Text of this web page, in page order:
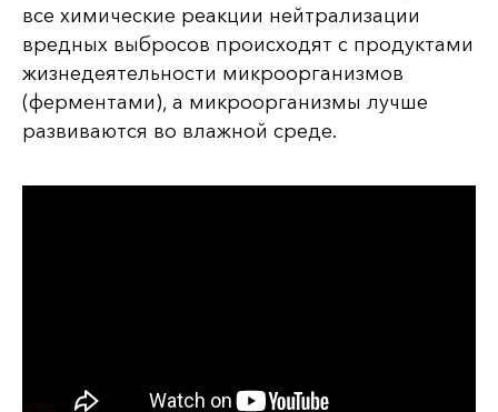
все химические реакции нейтрализации
вредных выбросов происходят с продуктами
жизнедеятельности микроорганизмов
(ферментами), а микроорганизмы лучше
развиваются во влажной среде.